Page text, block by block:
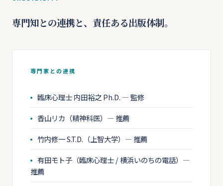
専門知との連携と、責任ある出版体制。
専門家との連携
臨床心理士 内田裕之 Ph.D. — 監修
香山リカ（精神科医）— 推薦
竹内修一 S.T.D.（上智大学）— 推薦
有田モト子（臨床心理士 / 横浜いのちの電話）—
推薦